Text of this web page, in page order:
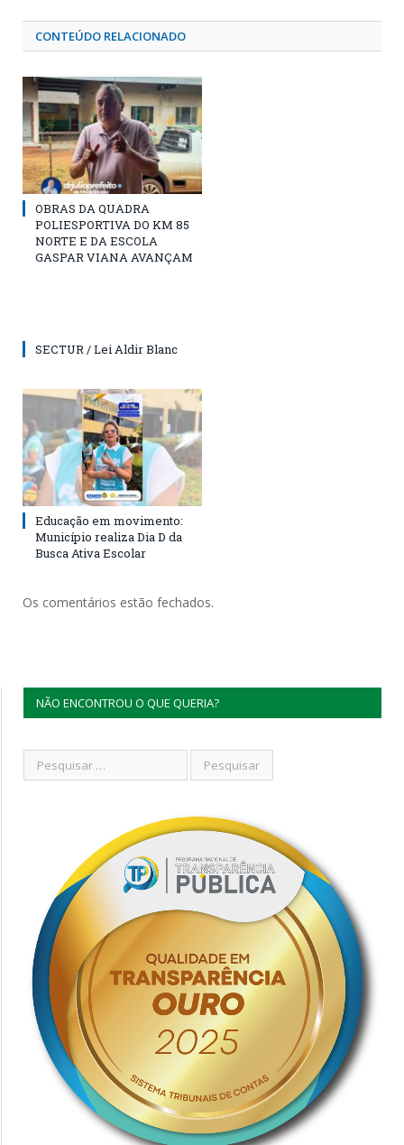
CONTEÚDO RELACIONADO
OBRAS DA QUADRA
POLIESPORTIVA DO KM 85
NORTE E DA ESCOLA
GASPAR VIANA AVANÇAM
SECTUR / Lei Aldir Blanc
Educação em movimento:
Município realiza Dia D da
Busca Ativa Escolar
Os comentários estão fechados.
NÃO ENCONTROU O QUE QUERIA?